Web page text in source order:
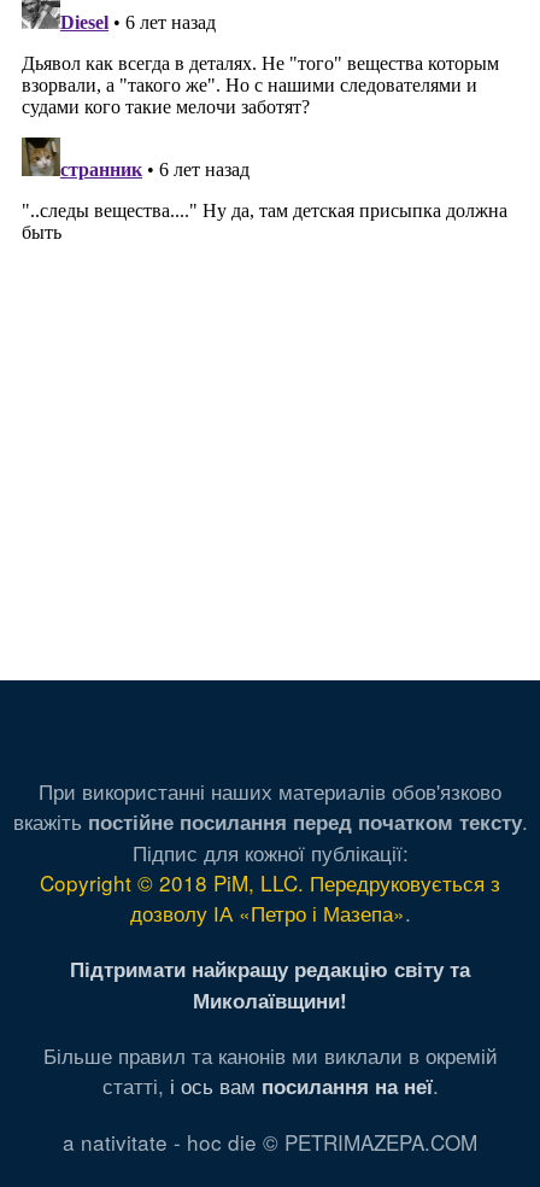
При використанні наших материалів обов'язково
вкажіть постійне посилання перед початком тексту.
Підпис для кожної публікації:
Copyright © 2018 PiM, LLC. Передруковується з
дозволу ІА «Петро і Мазепа».
Підтримати найкращу редакцію світу та
Миколаївщини!
Більше правил та канонів ми виклали в окремій
статті, і ось вам посилання на неї.
a nativitate - hoc die © PETRIMAZEPA.COM